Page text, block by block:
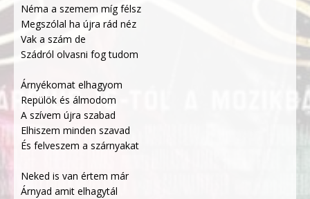
Néma a szemem míg félsz
Megszólal ha újra rád néz
Vak a szám de
Szádról olvasni fog tudom
Árnyékomat elhagyom
Repülök és álmodom
A szívem újra szabad
Elhiszem minden szavad
És felveszem a szárnyakat
Neked is van értem már
Árnyad amit elhagytál